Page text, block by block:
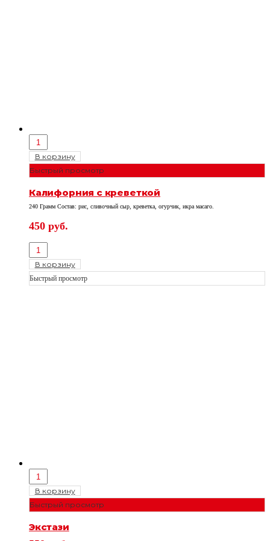
В корзину
Быстрый просмотр
Калифорния с креветкой
240 Грамм Состав: рис, сливочный сыр, креветка, огурчик, икра масаго.
450 руб.
В корзину
Быстрый просмотр
В корзину
Быстрый просмотр
Экстази